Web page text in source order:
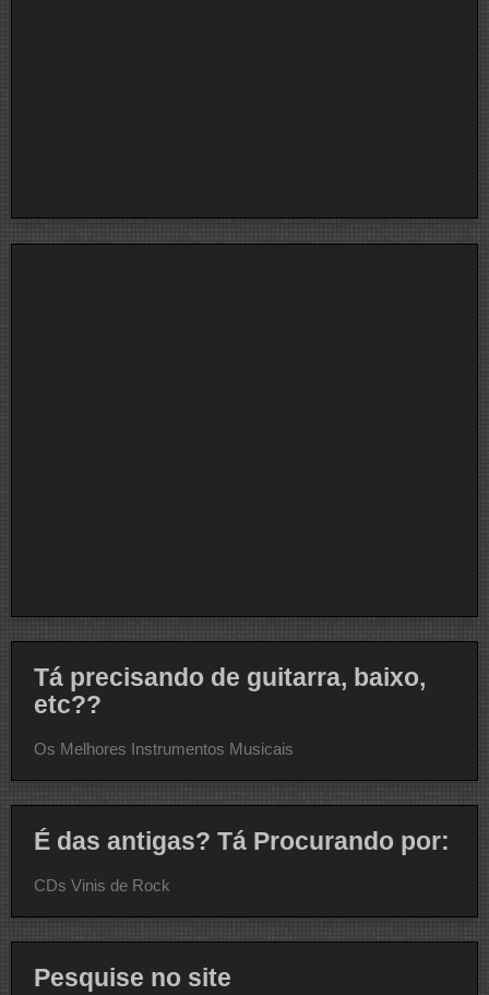
Tá precisando de guitarra, baixo,
etc??
Os Melhores Instrumentos Musicais
É das antigas? Tá Procurando por:
CDs Vinis de Rock
Pesquise no site